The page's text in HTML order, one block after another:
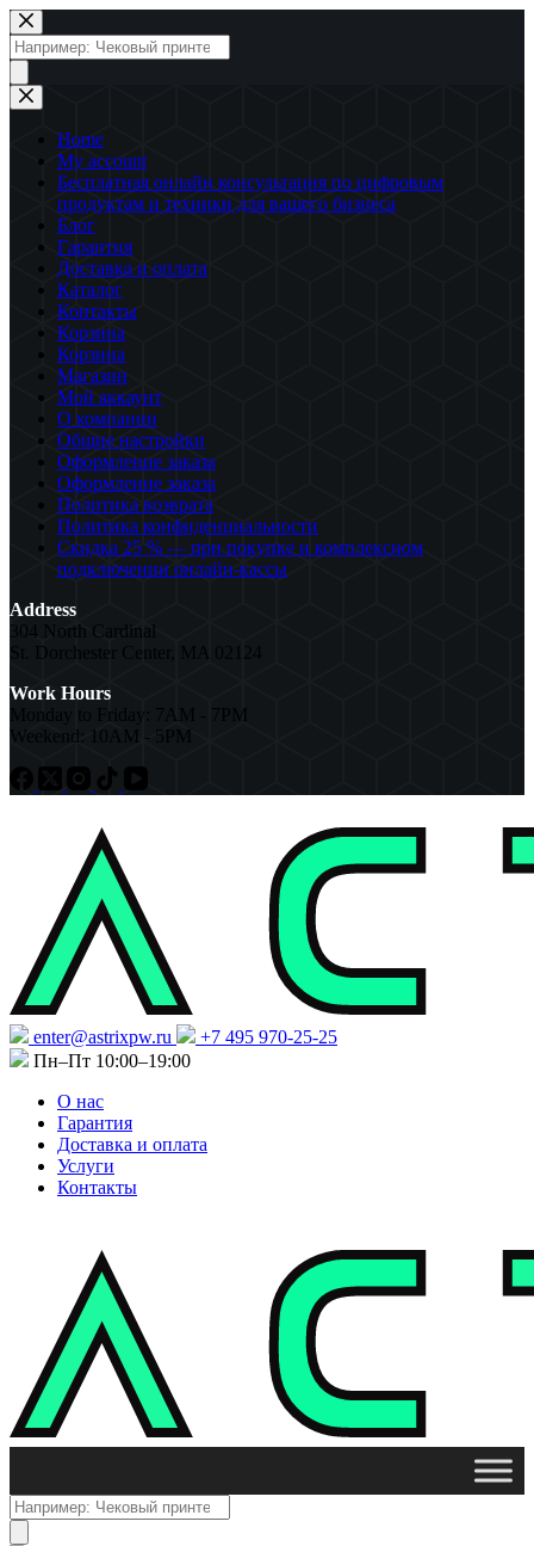
Перейти
к
сути
Поиск
товаров
Home
My account
Бесплатная онлайн консультация по цифровым
продуктам и техники для вашего бизнеса
Блог
Гарантия
Доставка и оплата
Каталог
Контакты
Корзина
Корзина
Магазин
Мой аккаунт
О компании
Общие настройки
Оформление заказа
Оформление заказа
Политика возврата
Политика конфиденциальности
Скидка 25 % — при покупке и комплексном
подключении онлайн-кассы
Address
304 North Cardinal
St. Dorchester Center, MA 02124
Work Hours
Monday to Friday: 7AM - 7PM
Weekend: 10AM - 5PM
enter@astrixpw.ru
+7 495 970-25-25
Пн–Пт 10:00–19:00
О нас
Гарантия
Доставка и оплата
Услуги
Контакты
Поиск
товаров